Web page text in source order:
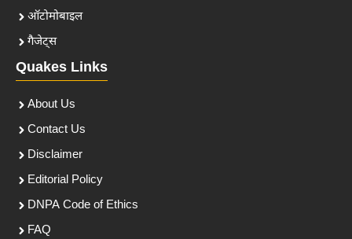
ऑटोमोबाइल
गैजेट्स
Quakes Links
About Us
Contact Us
Disclaimer
Editorial Policy
DNPA Code of Ethics
FAQ